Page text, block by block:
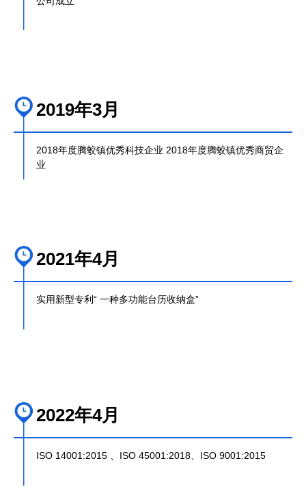
2019年3月
2018年度腾蛟镇优秀科技企业 2018年度腾蛟镇优秀商贸企
业
2021年4月
实用新型专利“ 一种多功能台历收纳盒”
2022年4月
ISO 14001:2015 、ISO 45001:2018、ISO 9001:2015